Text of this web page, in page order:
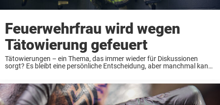
Feuerwehrfrau wird wegen
Tätowierung gefeuert
Tätowierungen – ein Thema, das immer wieder für Diskussionen
sorgt? Es bleibt eine persönliche Entscheidung, aber manchmal kann
deren ...